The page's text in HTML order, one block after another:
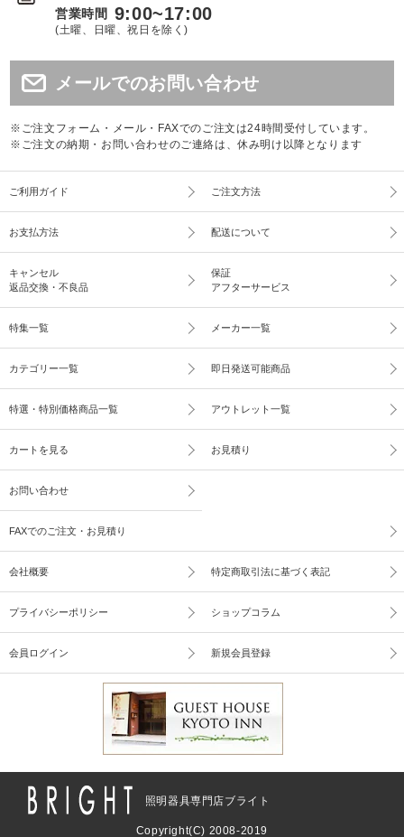
営業時間 9:00~17:00
(土曜、日曜、祝日を除く)
メールでのお問い合わせ
※ご注文フォーム・メール・FAXでのご注文は24時間受付しています。
※ご注文の納期・お問い合わせのご連絡は、休み明け以降となります
ご利用ガイド ご注文方法
お支払方法 配送について
キャンセル
返品交換・不良品
保証
アフターサービス
特集一覧 メーカー一覧
カテゴリー一覧 即日発送可能商品
特選・特別価格商品一覧 アウトレット一覧
カートを見る お見積り
お問い合わせ
FAXでのご注文・お見積り
会社概要 特定商取引法に基づく表記
プライバシーポリシー ショップコラム
会員ログイン 新規会員登録
照明器具専門店ブライト
Copyright(C) 2008-2019